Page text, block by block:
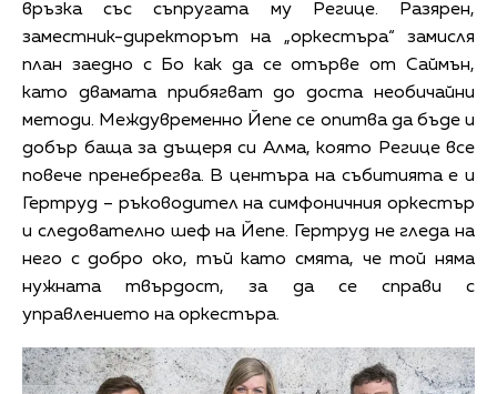
връзка със съпругата му Регице. Разярен,
заместник-директорът на „оркестъра“ замисля
план заедно с Бо как да се отърве от Саймън,
като двамата прибягват до доста необичайни
методи. Междувременно Йепе се опитва да бъде и
добър баща за дъщеря си Алма, която Регице все
повече пренебрегва. В центъра на събитията е и
Гертруд – ръководител на симфоничния оркестър
и следователно шеф на Йепе. Гертруд не гледа на
него с добро око, тъй като смята, че той няма
нужната твърдост, за да се справи с
управлението на оркестъра.